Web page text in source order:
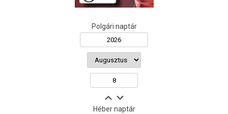
Polgári naptár
Héber naptár